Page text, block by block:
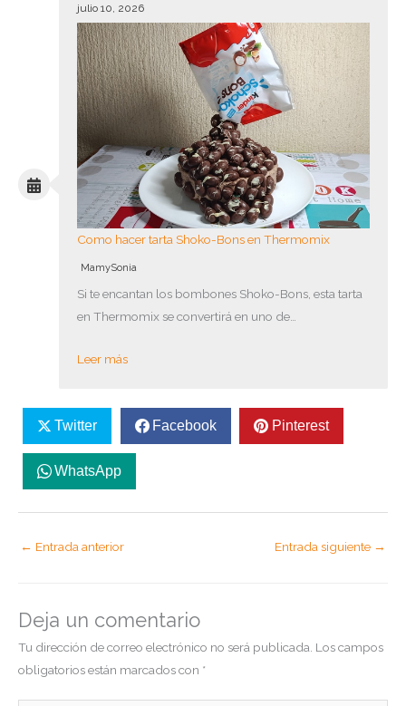
julio 10, 2026
Como hacer tarta Shoko-Bons en Thermomix
MamySonia
Si te encantan los bombones Shoko-Bons, esta tarta
en Thermomix se convertirá en uno de…
Leer más
Twitter Facebook Pinterest
WhatsApp
← Entrada anterior Entrada siguiente →
Deja un comentario
Tu dirección de correo electrónico no será publicada. Los campos
obligatorios están marcados con *